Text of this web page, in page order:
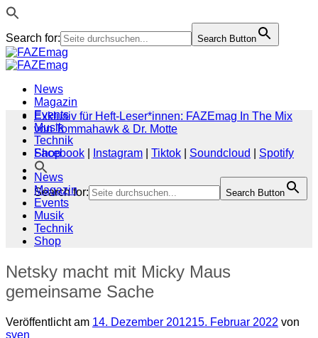
Search for: Search Button
Zum
Inhalt
News
Magazin
Events
Musik
Technik
Shop
Search for: Search Button
Exklusiv für Heft-Leser*innen: FAZEmag In The Mix
von Tommahawk & Dr. Motte
Facebook
Instagram Tiktok Soundcloud
Spotify
News
Magazin
Events
Musik
Technik
Shop
Netsky macht mit Micky Maus
gemeinsame Sache
Veröffentlicht am 14. Dezember 201215. Februar 2022 von
sven